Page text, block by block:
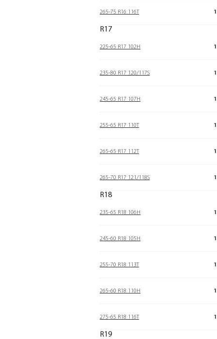
265-75 R16 116T
R17
225-65 R17 102H
235-80 R17 120/117S
245-65 R17 107H
255-65 R17 110T
265-65 R17 112T
265-70 R17 121/118S
R18
235-65 R18 106H
245-60 R18 105H
255-70 R18 113T
265-60 R18 110H
275-65 R18 116T
R19